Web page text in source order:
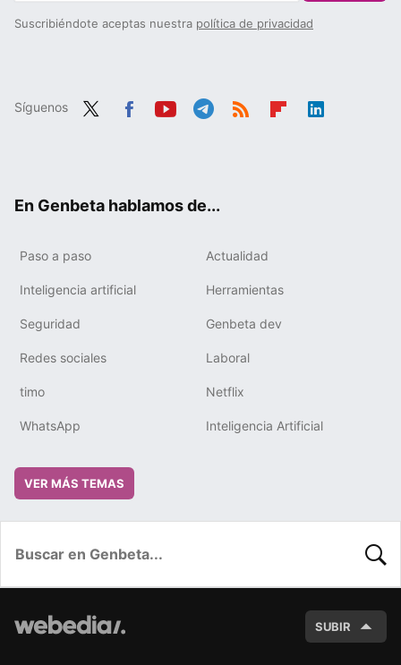
Suscribiéndote aceptas nuestra política de privacidad
Síguenos
En Genbeta hablamos de...
Paso a paso Actualidad
Inteligencia artificial Herramientas
Seguridad Genbeta dev
Redes sociales Laboral
timo Netflix
WhatsApp Inteligencia Artificial
VER MÁS TEMAS
SUBIR